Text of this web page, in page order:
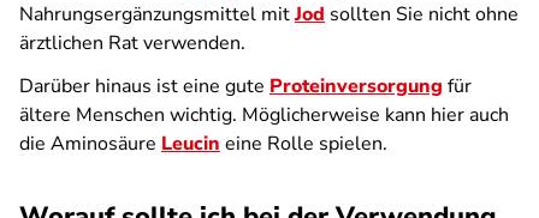
Nahrungsergänzungsmittel mitJod sollten Sie nicht ohne
ärztlichen Rat verwenden.
Darüber hinaus ist eine gute Proteinversorgung für
ältere Menschen wichtig. Möglicherweise kann hier auch
die Aminosäure Leucin eine Rolle spielen.